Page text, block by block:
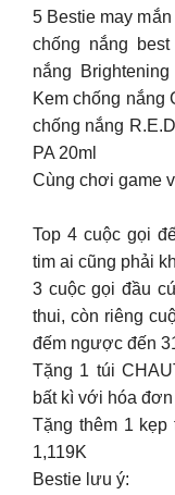
5 Bestie may
chống nắng
nắng
Kem chống nắng
chống nắng
PA 20ml
Cùng chơi game
Top 4 cuộc gọi
tim ai cũng phải
3 cuộc gọi đầu
thui, còn riêng
đếm ngược đến
Tặng 1 túi
bất kì với hóa
Tặng thêm 1
1,119K
Bestie lưu ý: